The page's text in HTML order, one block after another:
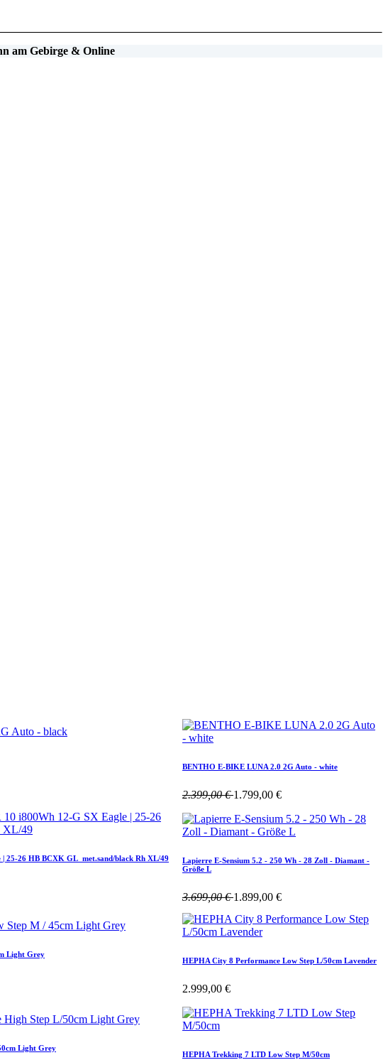
am Gebirge & Online
BENTHO E-BIKE LUNA 2.0 2G Auto - white
2.399,00€ 1.799,00 €
25-26 HB BCXK GL_met.sand/black Rh XL/49
Lapierre E-Sensium 5.2 - 250 Wh - 28 Zoll - Diamant -
Größe L
3.699,00€ 1.899,00 €
Light Grey
HEPHA City 8 Performance Low Step L/50cm Lavender
2.999,00 €
Light Grey
HEPHA Trekking 7 LTD Low Step M/50cm